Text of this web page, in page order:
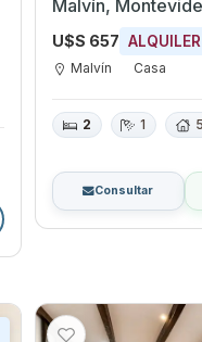
Malvín,
U$S 657 ALQUILER
Malvín Casa
2 1
Consultar